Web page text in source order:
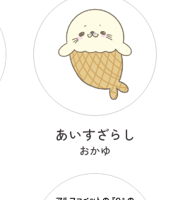
あいすざらし
おかゆ